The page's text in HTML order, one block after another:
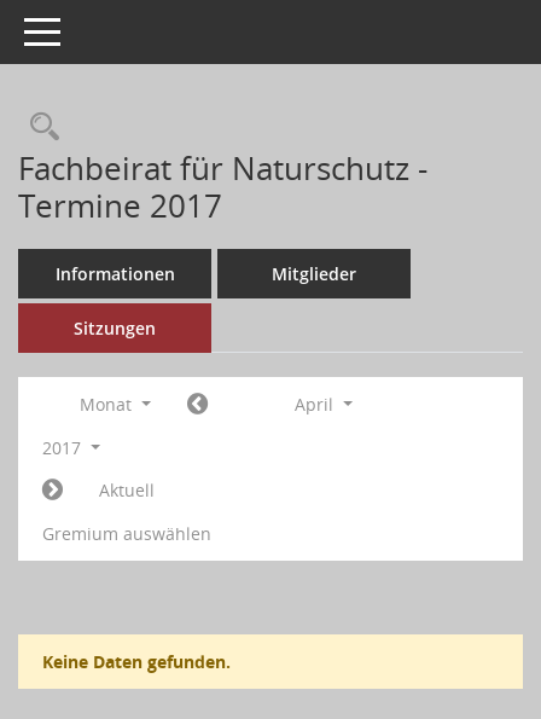
Toggle navigation
Fachbeirat für Naturschutz -
Termine 2017
Informationen Mitglieder
Sitzungen
Monat
April
2017
Aktuell
Gremium auswählen
Keine Daten gefunden.